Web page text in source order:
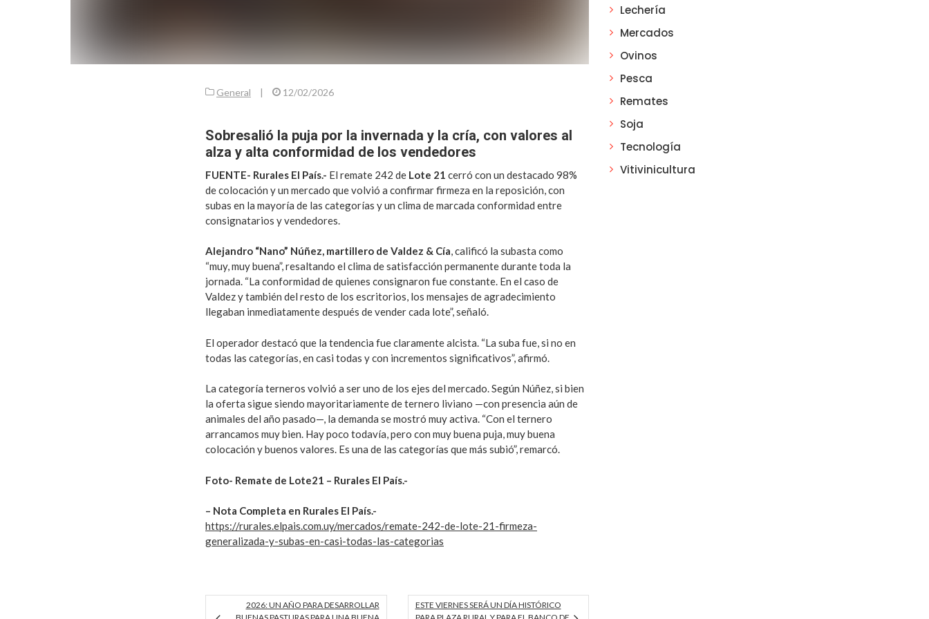
General | 12/02/2026
Sobresalió la puja por la invernada y la cría, con valores al
alza y alta conformidad de los vendedores
FUENTE- Rurales El País.- El remate 242 de Lote 21 cerró con un destacado 98%
de colocación y un mercado que volvió a confirmar firmeza en la reposición, con
subas en la mayoría de las categorías y un clima de marcada conformidad entre
consignatarios y vendedores.
Alejandro “Nano” Núñez, martillero de Valdez & Cía, calificó la subasta como
“muy, muy buena”, resaltando el clima de satisfacción permanente durante toda la
jornada. “La conformidad de quienes consignaron fue constante. En el caso de
Valdez y también del resto de los escritorios, los mensajes de agradecimiento
llegaban inmediatamente después de vender cada lote”, señaló.
El operador destacó que la tendencia fue claramente alcista. “La suba fue, si no en
todas las categorías, en casi todas y con incrementos significativos”, afirmó.
La categoría terneros volvió a ser uno de los ejes del mercado. Según Núñez, si bien
la oferta sigue siendo mayoritariamente de ternero liviano —con presencia aún de
animales del año pasado—, la demanda se mostró muy activa. “Con el ternero
arrancamos muy bien. Hay poco todavía, pero con muy buena puja, muy buena
colocación y buenos valores. Es una de las categorías que más subió”, remarcó.
Foto- Remate de Lote21 – Rurales El País.-
– Nota Completa en Rurales El País.-
https://rurales.elpais.com.uy/mercados/remate-242-de-lote-21-firmeza-
generalizada-y-subas-en-casi-todas-las-categorias
2026: UN AÑO PARA DESARROLLAR
ESTE VIERNES SERÁ UN DÍA HISTÓRICO
Lechería
Mercados
Ovinos
Pesca
Remates
Soja
Tecnología
Vitivinicultura